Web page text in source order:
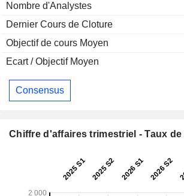
Nombre d'Analystes
Dernier Cours de Cloture
Objectif de cours Moyen
Ecart / Objectif Moyen
Consensus
Chiffre d'affaires trimestriel - Taux